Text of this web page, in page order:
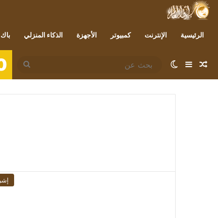
الرئيسية الإنترنت كمبيوتر الأجهزة الذكاء المنزلي
مقال عشوائي
إضافة عمود جانبي
الوضع المظلم
بحث
عن